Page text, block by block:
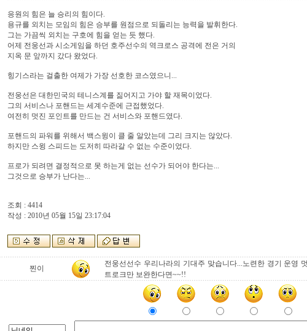
응원의 힘은 늘 승리의 힘이다.
용규를 외치는 모임의 힘은 승부를 원점으로 되돌리는 능력을 발휘한다.
그는 가끔씩 외치는 구호에 힘을 얻는 듯 했다.
어제 전웅선과 시소게임을 하던 호주선수의 역크로스 공격에 전은 거의
지옥 문 앞까지 갔다 왔었다.
힝기스라는 걸출한 여제가 가장 선호한 코스였으니...
전웅선은 대한민국의 테니스계를 짊어지고 가야 할 재목이었다.
그의 서비스나 포핸드는 세계수준에 근접했었다.
여전히 멋진 포인트를 만드는 건 서비스와 포핸드였다.
포핸드의 파워를 위해서 백스윙이 클 줄 알았는데 그리 크지는 않았다.
하지만 스윙 스피드는 도저히 따라갈 수 없는 수준이었다.
프로가 되려면 결정적으로 못 하는게 없는 선수가 되어야 한다는...
그것으로 승부가 난다는...
조회 : 4414
작성 : 2010년 05월 15일 23:17:04
찐이
전웅선선수 우리나라의 기대주 맞습니다...노련한 경기 운영
트로크만 보완한다면~~!!